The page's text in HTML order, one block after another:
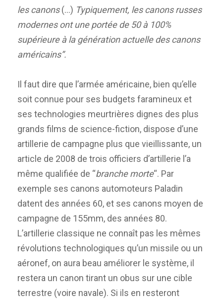
les canons(…) Typiquement, les canons russes
modernes ont une portée de 50 à 100%
supérieure à la génération actuelle des canons
américains”.
Il faut dire que l’armée américaine, bien qu’elle
soit connue pour ses budgets faramineux et
ses technologies meurtrières dignes des plus
grands films de science-fiction, dispose d’une
artillerie de campagne plus que vieillissante, un
article de 2008 de trois officiers d’artillerie l’a
même qualifiée de “branche morte“. Par
exemple ses canons automoteurs Paladin
datent des années 60, et ses canons moyen de
campagne de 155mm, des années 80.
L’artillerie classique ne connaît pas les mêmes
révolutions technologiques qu’un missile ou un
aéronef, on aura beau améliorer le système, il
restera un canon tirant un obus sur une cible
terrestre (voire navale). Si ils en resteront